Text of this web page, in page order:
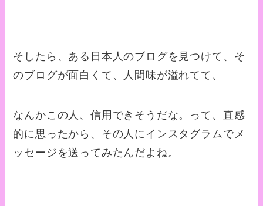
そしたら、ある日本人のブログを見つけて、そ
のブログが面白くて、人間味が溢れてて、
なんかこの人、信用できそうだな。って、直感
的に思ったから、その人にインスタグラムでメ
ッセージを送ってみたんだよね。